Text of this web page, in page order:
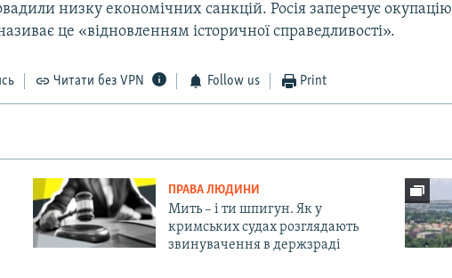
низку економічних санкцій. Росія заперечує окупацію
це «відновленням історичної справедливості».
Читати без VPN Follow us Print
ПРАВА ЛЮДИНИ
Мить – і ти шпигун. Як у
кримських судах розглядають
звинувачення в держзраді